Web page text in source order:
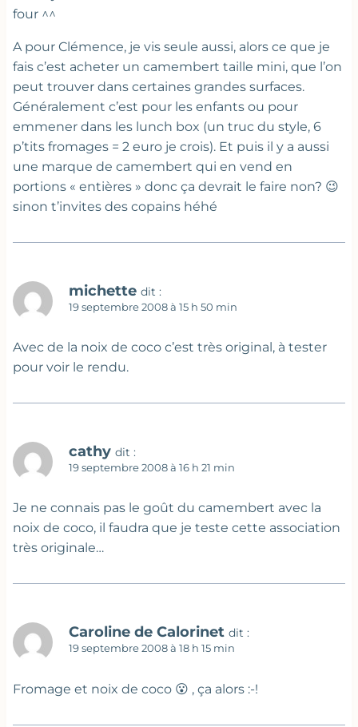
four ^^
A pour Clémence, je vis seule aussi, alors ce que je
fais c’est acheter un camembert taille mini, que l’on
peut trouver dans certaines grandes surfaces.
Généralement c’est pour les enfants ou pour
emmener dans les lunch box (un truc du style, 6
p’tits fromages = 2 euro je crois). Et puis il y a aussi
une marque de camembert qui en vend en
portions « entières » donc ça devrait le faire non? 😉
sinon t’invites des copains héhé
michette dit :
19 septembre 2008 à 15 h 50 min
Avec de la noix de coco c’est très original, à tester
pour voir le rendu.
cathy dit :
19 septembre 2008 à 16 h 21 min
Je ne connais pas le goût du camembert avec la
noix de coco, il faudra que je teste cette association
très originale…
Caroline de Calorinet dit :
19 septembre 2008 à 18 h 15 min
Fromage et noix de coco 😮 , ça alors :-!